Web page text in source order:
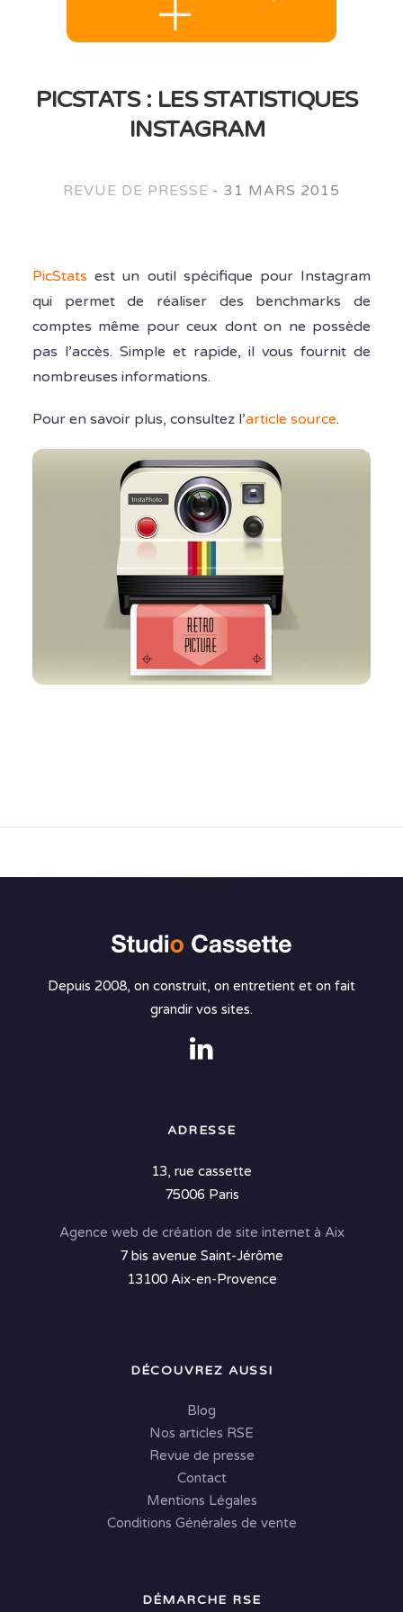
PICSTATS : LES STATISTIQUES
INSTAGRAM
REVUE DE PRESSE -31 MARS 2015
PicStats est un outil spécifique pour Instagram
qui permet de réaliser des benchmarks de
comptes même pour ceux dont on ne possède
pas l’accès. Simple et rapide, il vous fournit de
nombreuses informations.
Pour en savoir plus, consultez l’article source.
Depuis 2008, on construit, on entretient et on fait
grandir vos sites.
ADRESSE
13, rue cassette
75006 Paris
Agence web de création de site internet à Aix
7 bis avenue Saint-Jérôme
13100 Aix-en-Provence
DÉCOUVREZ AUSSI
Blog
Nos articles RSE
Revue de presse
Contact
Mentions Légales
Conditions Générales de vente
DÉMARCHE RSE